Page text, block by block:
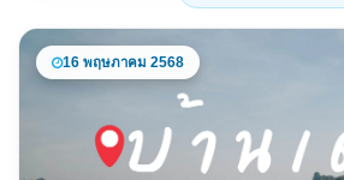
16 พฤษภาคม 2568